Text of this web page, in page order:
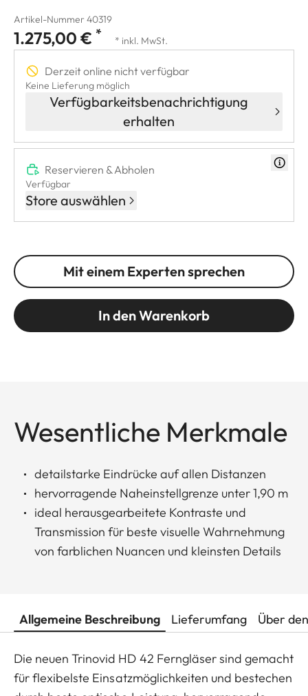
Artikel-Nummer 40319
1.275,00 € * * inkl. MwSt.
Derzeit online nicht verfügbar
Keine Lieferung möglich
Verfügbarkeitsbenachrichtigung
erhalten
Reservieren & Abholen
Verfügbar
Store auswählen
Mit einem Experten sprechen
In den Warenkorb
Wesentliche Merkmale
detailstarke Eindrücke auf allen Distanzen
hervorragende Naheinstellgrenze unter 1,90 m
ideal herausgearbeitete Kontraste und
Transmission für beste visuelle Wahrnehmung
von farblichen Nuancen und kleinsten Details
Allgemeine Beschreibung Lieferumfang Über
Die neuen Trinovid HD 42 Ferngläser sind gemacht
für flexibelste Einsatzmöglichkeiten und bestechen